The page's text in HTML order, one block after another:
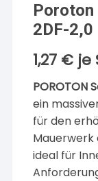
2DF-2,0
1,27 € je
POROTON
ein
für den
Mauerwerk
ideal für